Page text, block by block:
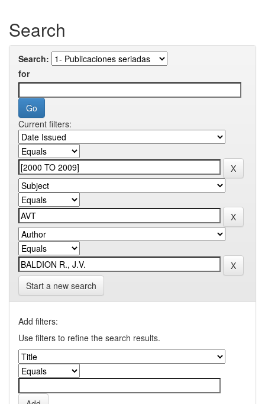
Search
Search:
for
Current filters:
Start a new search
Add filters:
Use filters to refine the search results.